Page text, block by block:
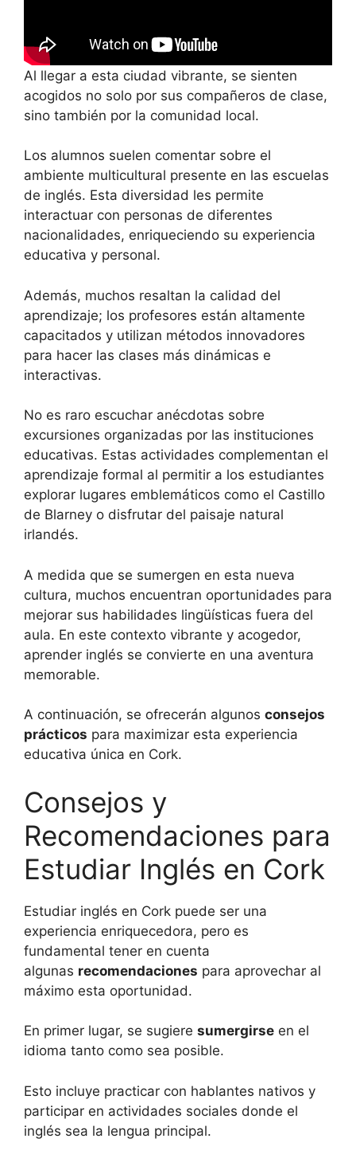
Al llegar a esta ciudad vibrante, se sienten
acogidos no solo por sus compañeros de clase,
sino también por la comunidad local.
Los alumnos suelen comentar sobre el
ambiente multicultural presente en las escuelas
de inglés. Esta diversidad les permite
interactuar con personas de diferentes
nacionalidades, enriqueciendo su experiencia
educativa y personal.
Además, muchos resaltan la calidad del
aprendizaje; los profesores están altamente
capacitados y utilizan métodos innovadores
para hacer las clases más dinámicas e
interactivas.
No es raro escuchar anécdotas sobre
excursiones organizadas por las instituciones
educativas. Estas actividades complementan el
aprendizaje formal al permitir a los estudiantes
explorar lugares emblemáticos como el Castillo
de Blarney o disfrutar del paisaje natural
irlandés.
A medida que se sumergen en esta nueva
cultura, muchos encuentran oportunidades para
mejorar sus habilidades lingüísticas fuera del
aula. En este contexto vibrante y acogedor,
aprender inglés se convierte en una aventura
memorable.
A continuación, se ofrecerán algunos consejos
prácticos para maximizar esta experiencia
educativa única en Cork.
Consejos y
Recomendaciones para
Estudiar Inglés en Cork
Estudiar inglés en Cork puede ser una
experiencia enriquecedora, pero es
fundamental tener en cuenta
algunas recomendaciones para aprovechar al
máximo esta oportunidad.
En primer lugar, se sugiere sumergirse en el
idioma tanto como sea posible.
Esto incluye practicar con hablantes nativos y
participar en actividades sociales donde el
inglés sea la lengua principal.